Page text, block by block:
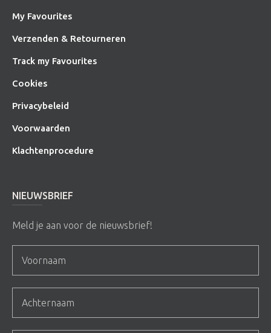
My Favourites
Verzenden & Retourneren
Track my Favourites
Cookies
Privacybeleid
Voorwaarden
Klachtenprocedure
NIEUWSBRIEF
Meld je aan voor de nieuwsbrief!